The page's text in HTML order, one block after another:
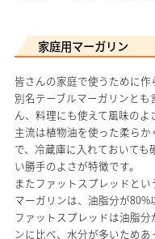
家庭用マーガリン
皆さんの家庭で使うために作
別名テーブルマーガリンと
ん、料理にも使えて風味のよ
主流は植物油を使った柔ら
で、冷蔵庫に入れておいて
い勝手のよさが特徴です。
またファットスプレッドとい
マーガリンは、油脂分が80%
ファットスプレッドは油脂
ンに比べ、水分が多いためあ